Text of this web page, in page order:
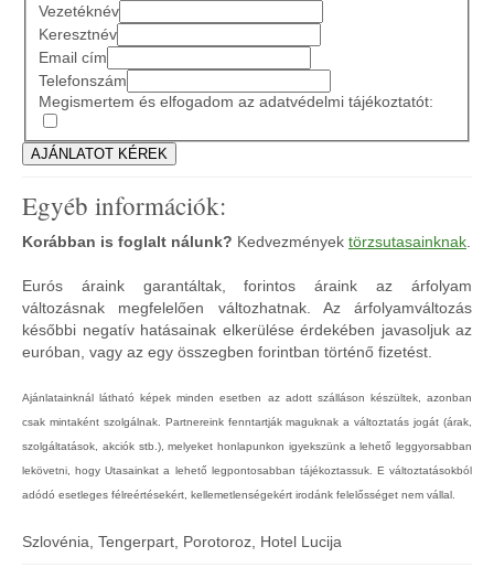
Vezetéknév
Keresztnév
Email cím
Telefonszám
Megismertem és elfogadom az adatvédelmi tájékoztatót:
Egyéb információk:
Korábban is foglalt nálunk? Kedvezmények törzsutasainknak.
Eurós áraink garantáltak, forintos áraink az árfolyam
változásnak megfelelően változhatnak. Az árfolyamváltozás
későbbi negatív hatásainak elkerülése érdekében javasoljuk az
euróban, vagy az egy összegben forintban történő fizetést.
Ajánlatainknál látható képek minden esetben az adott szálláson készültek, azonban
csak mintaként szolgálnak. Partnereink fenntartják maguknak a változtatás jogát (árak,
szolgáltatások, akciók stb.), melyeket honlapunkon igyekszünk a lehető leggyorsabban
lekövetni, hogy Utasainkat a lehető legpontosabban tájékoztassuk. E változtatásokból
adódó esetleges félreértésekért, kellemetlenségekért irodánk felelősséget nem vállal.
Szlovénia, Tengerpart, Porotoroz, Hotel Lucija